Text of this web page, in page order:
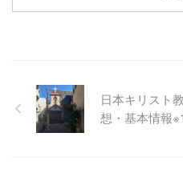
日本キリスト
想・基本情報